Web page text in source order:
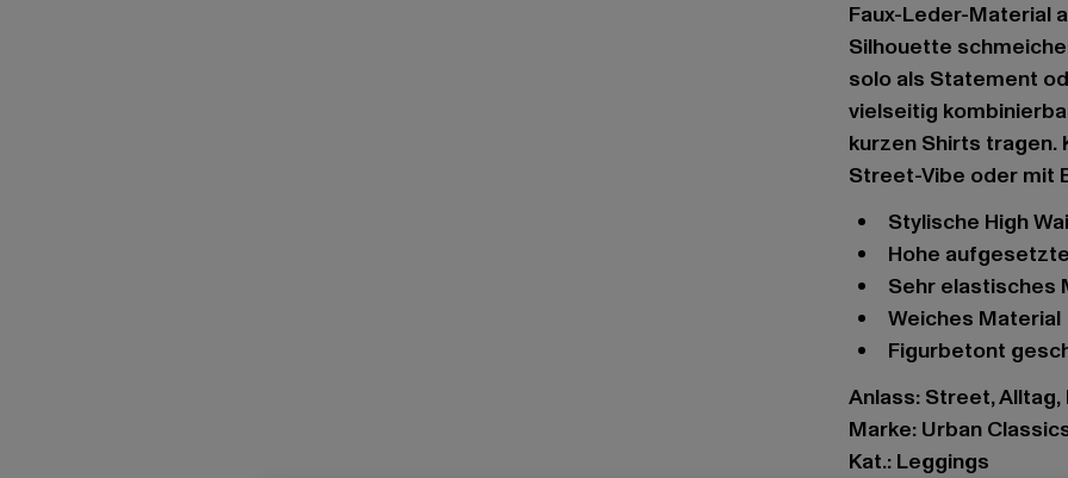
Faux-Leder-Material
Silhouette
solo als Statement
vielseitig
kurzen Shirts tragen.
Street-Vibe oder mit
stylische High
hohe
sehr elastisches
weiches Material
figurbetont
Anlass: Street,
Marke: Urban
Kat.: Leggings